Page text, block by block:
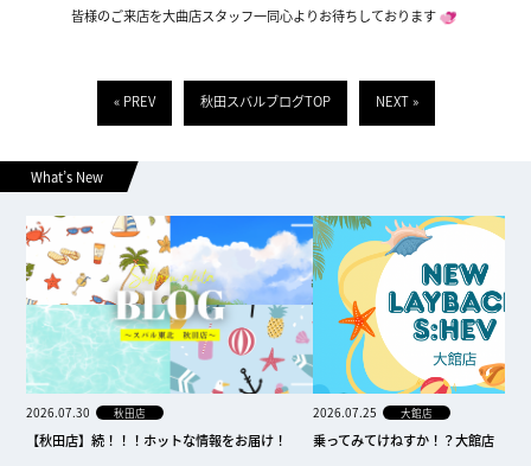
皆様のご来店を大曲店スタッフ一同心よりお待ちしております
« PREV 秋田スバルブログTOP NEXT »
What’s New
2026.07.30 秋田店
【秋田店】続！！！ホットな情報をお届け！
2026.07.25 大館店
乗ってみてけねすか！？大館店